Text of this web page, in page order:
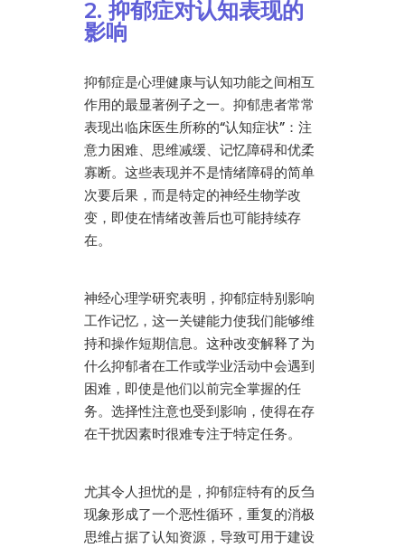
2. 抑郁症对认知表现的
影响
抑郁症是心理健康与认知功能之间相互
作用的最显著例子之一。抑郁患者常常
表现出临床医生所称的“认知症状”：注
意力困难、思维减缓、记忆障碍和优柔
寡断。这些表现并不是情绪障碍的简单
次要后果，而是特定的神经生物学改
变，即使在情绪改善后也可能持续存
在。
神经心理学研究表明，抑郁症特别影响
工作记忆，这一关键能力使我们能够维
持和操作短期信息。这种改变解释了为
什么抑郁者在工作或学业活动中会遇到
困难，即使是他们以前完全掌握的任
务。选择性注意也受到影响，使得在存
在干扰因素时很难专注于特定任务。
尤其令人担忧的是，抑郁症特有的反刍
现象形成了一个恶性循环，重复的消极
思维占据了认知资源，导致可用于建设